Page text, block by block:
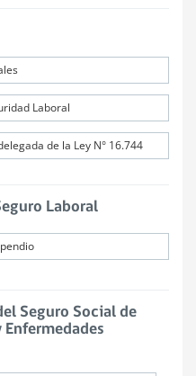
Laboral
de la Ley N° 16.744
Laboral
Seguro Social de